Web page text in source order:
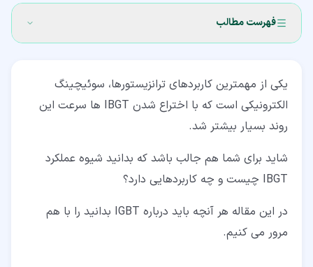
فهرست مطالب
۲‏- ساختار داخلی IGBT
۳‏- نحوه عملکرد IGBT
۴‏- کاربردهای ترانزیستور IGBT
۵‏- مقایسه انواع ترانزیستورها
۷‏- معایب آی جی بی تی
یکی از مهمترین کاربردهای ترانزیستورها، سوئیچینگ
الکترونیکی است که با اختراع شدن IBGT ها سرعت این
روند بسیار بیشتر شد.
شاید برای شما هم جالب باشد که بدانید شیوه عملکرد
IBGT چیست و چه کاربردهایی دارد؟
در این مقاله هر آنچه باید درباره IGBT بدانید را با هم
مرور می کنیم.